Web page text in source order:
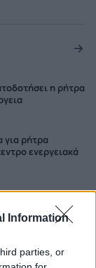
Information
parties, or
η ρήτρα
για ρήτρα
ενεργειακά
και
από NBG